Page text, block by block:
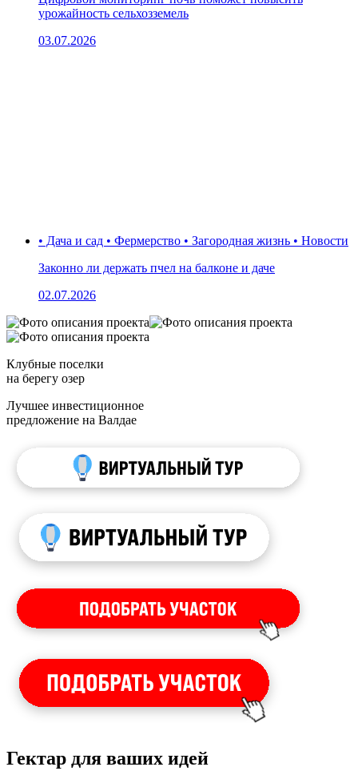
урожайность сельхозземель
03.07.2026
• Дача и сад • Фермерство • Загородная жизнь • Новости
Законно ли держать пчел на балконе и даче
02.07.2026
Клубные поселки
на берегу озер
Лучшее инвестиционное
предложение на Валдае
Гектар для ваших идей